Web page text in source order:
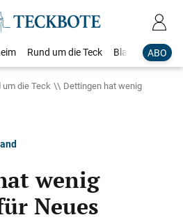
ABO
Rund um die Teck Blaulicht
um die Teck
Dettingen hat wenig
wenig
Neues